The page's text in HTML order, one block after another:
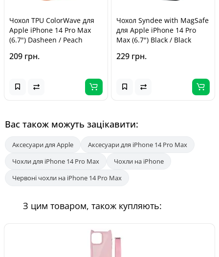
Чохол TPU ColorWave для
Apple iPhone 14 Pro Max
(6.7") Dasheen / Peach
209 грн.
Чохол Syndee with MagSafe
для Apple iPhone 14 Pro
Max (6.7") Black / Black
229 грн.
Вас також можуть зацікавити:
Аксесуари для Apple
Аксесуари для iPhone 14 Pro Max
Чохли для iPhone 14 Pro Max
Чохли на iPhone
Червоні чохли на iPhone 14 Pro Max
З цим товаром, також купляють: